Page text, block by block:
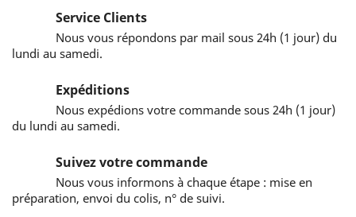
Service Clients
Nous vous répondons par mail sous 24h (1 jour) du
lundi au samedi.
Expéditions
Nous expédions votre commande sous 24h (1 jour)
du lundi au samedi.
Suivez votre commande
Nous vous informons à chaque étape : mise en
préparation, envoi du colis, n° de suivi.